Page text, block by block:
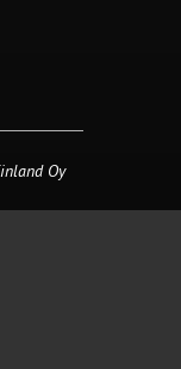
Oy